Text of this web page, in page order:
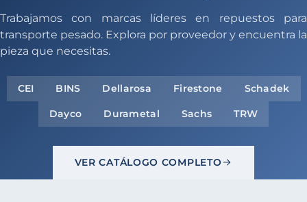
Trabajamos con marcas líderes en repuestos para
transporte pesado. Explora por proveedor y encuentra la
pieza que necesitas.
CEI BINS Dellarosa Firestone Schadek
Dayco Durametal Sachs TRW
VER CATÁLOGO COMPLETO